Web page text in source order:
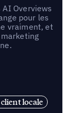
Overviews
pour les
vraiment, et
locale